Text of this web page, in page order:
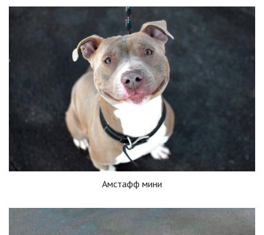
Амстафф мини